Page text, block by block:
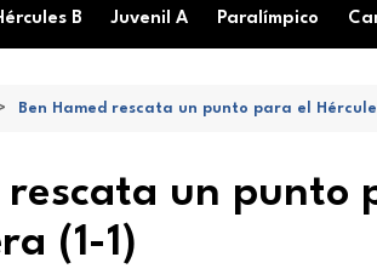
B Juvenil A Paralímpico
Ben Hamed rescata un punto para el
rescata un punto
(1-1)